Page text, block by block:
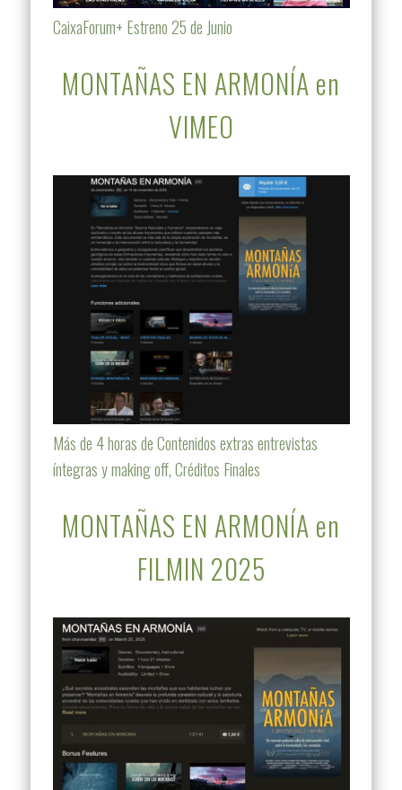
CaixaForum+ Estreno 25 de Junio
MONTAÑAS EN ARMONÍA en
VIMEO
Más de 4 horas de Contenidos extras entrevistas
íntegras y making off, Créditos Finales
MONTAÑAS EN ARMONÍA en
FILMIN 2025